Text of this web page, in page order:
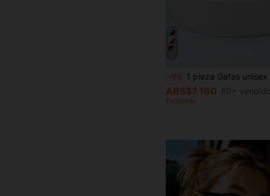
-7% 1 pieza Gafas unisex de marco ovalado pequeño de alta calidad y estilo minimalista personalizado, adecuadas para uso
ARS$7.160 80+
Estimado